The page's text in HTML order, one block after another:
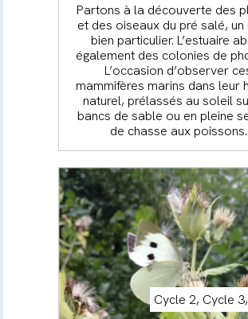
Partons à la découverte des
et des oiseaux du pré salé, un
bien particulier. L’estuaire
également des colonies de
L’occasion d’observer
mammifères marins dans leur
naturel, prélassés au soleil
bancs de sable ou en pleine
de chasse aux poissons.
Cycle 2, Cycle